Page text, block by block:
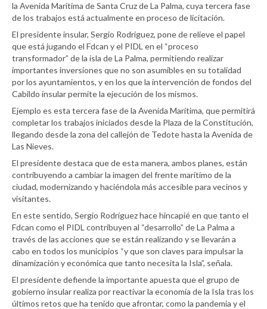
la Avenida Marítima de Santa Cruz de La Palma, cuya tercera fase
de los trabajos está actualmente en proceso de licitación.
El presidente insular, Sergio Rodríguez, pone de relieve el papel
que está jugando el Fdcan y el PIDL en el “proceso
transformador” de la isla de La Palma, permitiendo realizar
importantes inversiones que no son asumibles en su totalidad
por los ayuntamientos, y en los que la intervención de fondos del
Cabildo insular permite la ejecución de los mismos.
Ejemplo es esta tercera fase de la Avenida Marítima, que permitirá
completar los trabajos iniciados desde la Plaza de la Constitución,
llegando desde la zona del callejón de Tedote hasta la Avenida de
Las Nieves.
El presidente destaca que de esta manera, ambos planes, están
contribuyendo a cambiar la imagen del frente marítimo de la
ciudad, modernizando y haciéndola más accesible para vecinos y
visitantes.
En este sentido, Sergio Rodríguez hace hincapié en que tanto el
Fdcan como el PIDL contribuyen al “desarrollo” de La Palma a
través de las acciones que se están realizando y se llevarán a
cabo en todos los municipios “y que son claves para impulsar la
dinamización y económica que tanto necesita la Isla”, señala.
El presidente defiende la importante apuesta que el grupo de
gobierno insular realiza por reactivar la economía de la Isla tras los
últimos retos que ha tenido que afrontar, como la pandemia y el